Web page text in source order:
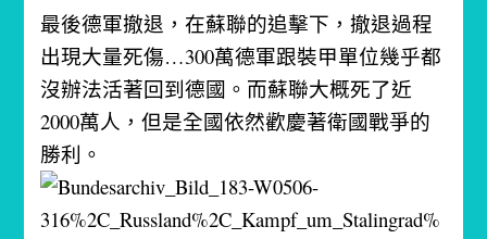
最後德軍撤退，在蘇聯的追擊下，撤退過程
出現大量死傷…300萬德軍跟裝甲單位幾乎都
沒辦法活著回到德國。 而蘇聯大概死了近
2000萬人，但是全國依然歡慶著衛國戰爭的
勝利。